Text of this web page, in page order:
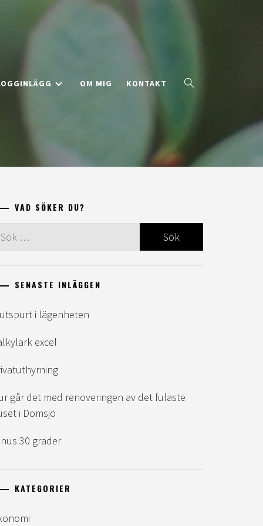
OM MIG KONTAKT
VAD SÖKER DU?
SENASTE INLÄGGEN
i lägenheten
excel
går det med renoveringen av det fulaste
i Domsjö
30 grader
KATEGORIER